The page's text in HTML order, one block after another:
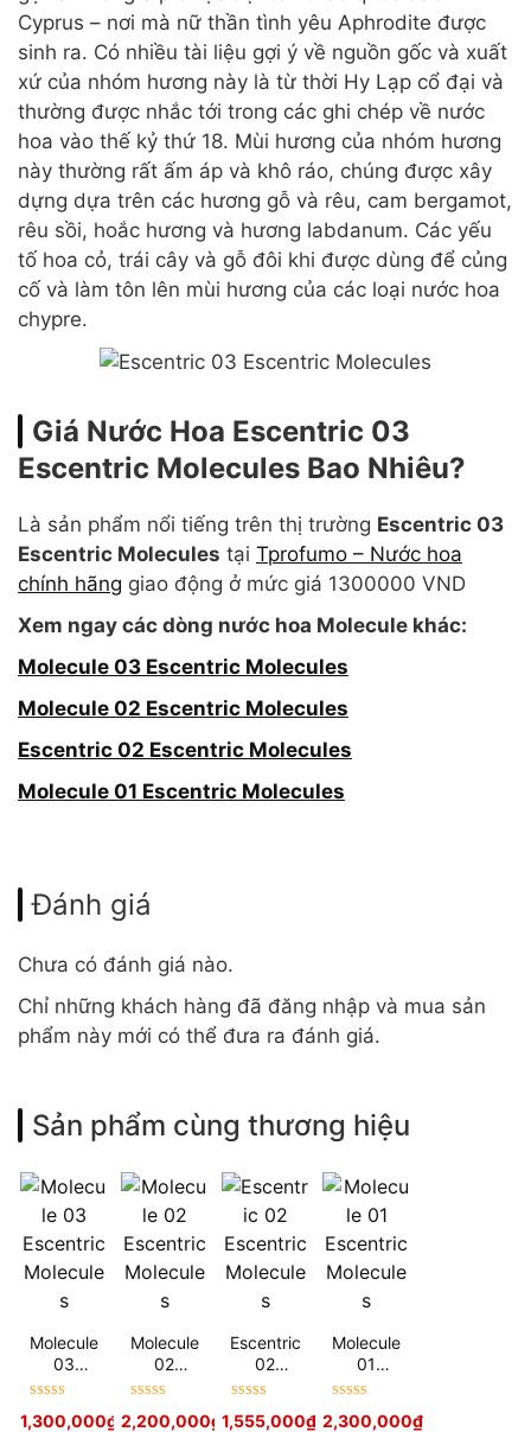
Cyprus – nơi mà nữ thần tình yêu Aphrodite được
sinh ra. Có nhiều tài liệu gợi ý về nguồn gốc và xuất
xứ của nhóm hương này là từ thời Hy Lạp cổ đại và
thường được nhắc tới trong các ghi chép về nước
hoa vào thế kỷ thứ 18. Mùi hương của nhóm hương
này thường rất ấm áp và khô ráo, chúng được xây
dựng dựa trên các hương gỗ và rêu, cam bergamot,
rêu sồi, hoắc hương và hương labdanum. Các yếu
tố hoa cỏ, trái cây và gỗ đôi khi được dùng để củng
cố và làm tôn lên mùi hương của các loại nước hoa
chypre.
Giá Nước Hoa Escentric 03
Escentric Molecules Bao Nhiêu?
Là sản phẩm nổi tiếng trên thị trường Escentric 03
Escentric Molecules tại Tprofumo – Nước hoa
chính hãng giao động ở mức giá 1300000 VND
Xem ngay các dòng nước hoa Molecule khác:
Molecule 03 Escentric Molecules
Molecule 02 Escentric Molecules
Escentric 02 Escentric Molecules
Molecule 01 Escentric Molecules
Đánh giá
Chưa có đánh giá nào.
Chỉ những khách hàng đã đăng nhập và mua sản
phẩm này mới có thể đưa ra đánh giá.
Sản phẩm cùng thương hiệu
Molecule
03
Escentric
hạng5sao
1,300,000₫
Molecule
02
Escentric
hạng5sao
2,200,000₫
Escentric
02
Escentric
hạng5sao
1,555,000₫
Molecule
01
Escentric
hạng5sao
2,300,000₫